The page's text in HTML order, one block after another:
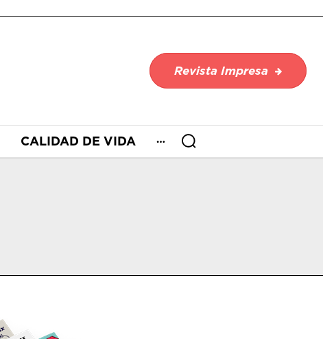
Revista Impresa
CALIDAD DE VIDA